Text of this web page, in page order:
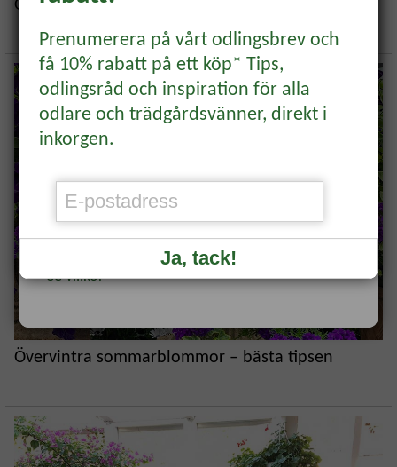
Övervintra med sticklingar
Övervintra sommarblommor – bästa tipsen
BLI MEDLEM
Rabattkoden hittar du i mejlet du får som
bekräftelse på ditt medlemskap.
Redan medlem?Logga inför att se
veckans erbjudande.
*Se villkor
Prenumerera på vårt odlingsbrev och
få 10% rabatt på ett köp* Tips,
odlingsråd och inspiration för alla
odlare och trädgårdsvänner, direkt i
inkorgen.
Ja, tack!